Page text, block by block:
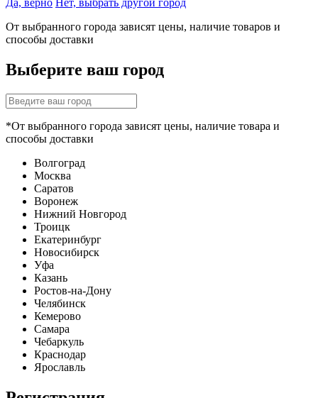
Да, верно Нет, выбрать другой город
От выбранного города зависят цены, наличие товаров и
способы доставки
Выберите ваш город
*От выбранного города зависят цены, наличие товара и
способы доставки
Волгоград
Москва
Саратов
Воронеж
Нижний Новгород
Троицк
Екатеринбург
Новосибирск
Уфа
Казань
Ростов-на-Дону
Челябинск
Кемерово
Самара
Чебаркуль
Краснодар
Ярославль